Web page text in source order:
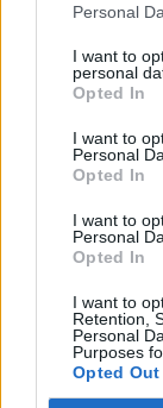
Personal
I want to
personal
Opted In
I want to
Personal
Opted In
I want to
Personal
Opted In
I want to
Retention,
Personal
Purposes
Opted Out
39' giallo a
Samuele
BLACK
Tabutsadze,
Kakhoidze,
Tsirekidze, 9
Tsikhistavi,
Babunashvili
Kvatadze, 1